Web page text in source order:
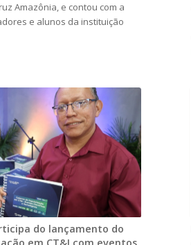
Amazônia, e contou com a
e alunos da instituição
do lançamento do